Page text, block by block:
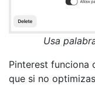
Usa
Pinterest funciona
que si no